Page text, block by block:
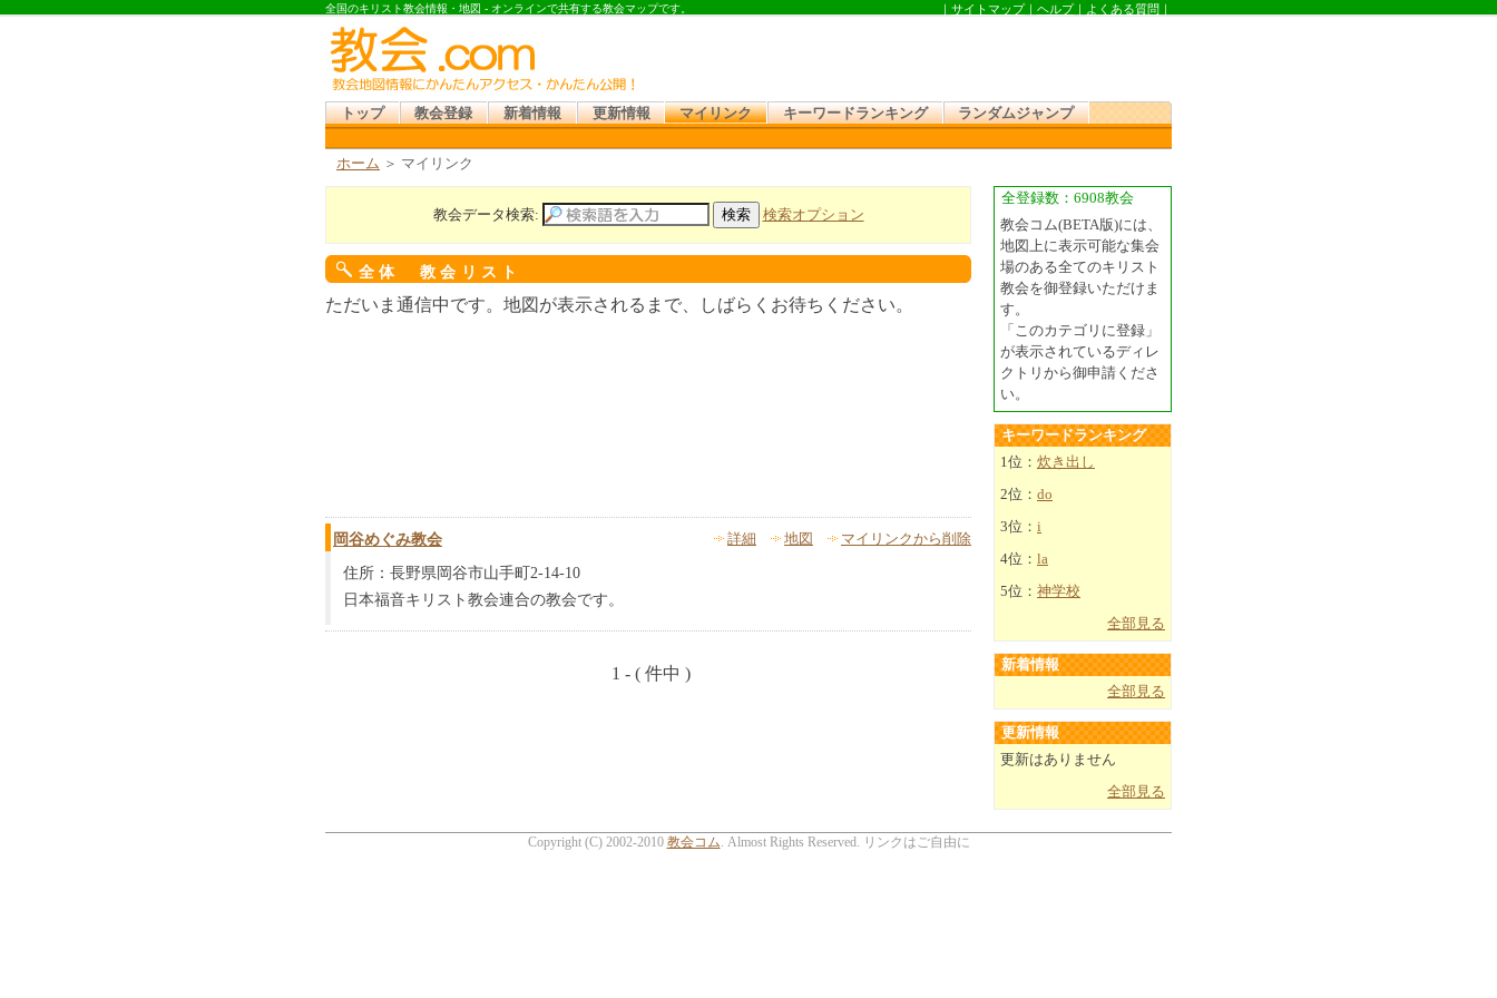
全国のキリスト教会情報・地図 - オンラインで共有する教会マップです。 ｜ サイトマップ｜ ヘルプ｜ よくある質問 ｜
トップ 教会登録 新着情報 更新情報 マイリンク キーワードランキング ランダムジャンプ
ホーム ＞ マイリンク
教会データ検索: 検索オプション
全体 教会リスト
ただいま通信中です。地図が表示されるまで、しばらくお待ちください。
岡谷めぐみ教会 詳細 地図 マイリンクから削除
住所：長野県岡谷市山手町2-14-10
日本福音キリスト教会連合の教会です。
1 - ( 件中 )
全登録数：6908教会
教会コム(BETA版)には、
地図上に表示可能な集会
場のある全てのキリスト
教会を御登録いただけま
す。
「このカテゴリに登録」
が表示されているディレ
クトリから御申請くださ
い。
キーワードランキング
1位： 炊き出し
2位： do
3位： i
4位： la
5位： 神学校
全部見る
新着情報
全部見る
更新情報
更新はありません
全部見る
Copyright (C) 2002-2010 教会コム . Almost Rights Reserved. リンクはご自由に